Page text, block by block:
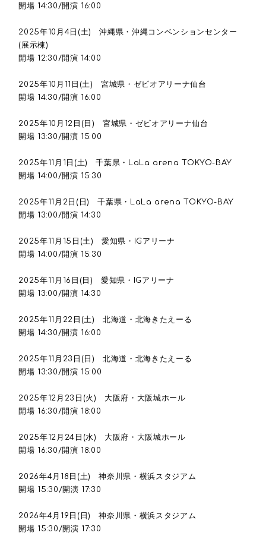
開場 14:30/開演 16:00
2025年10月4日(土) 沖縄県・沖縄コンベンションセンター
(展示棟)
開場 12:30/開演 14:00
2025年10月11日(土) 宮城県・ゼビオアリーナ仙台
開場 14:30/開演 16:00
2025年10月12日(日) 宮城県・ゼビオアリーナ仙台
開場 13:30/開演 15:00
2025年11月1日(土) 千葉県・LaLa arena TOKYO-BAY
開場 14:00/開演 15:30
2025年11月2日(日) 千葉県・LaLa arena TOKYO-BAY
開場 13:00/開演 14:30
2025年11月15日(土) 愛知県・IGアリーナ
開場 14:00/開演 15:30
2025年11月16日(日) 愛知県・IGアリーナ
開場 13:00/開演 14:30
2025年11月22日(土) 北海道・北海きたえーる
開場 14:30/開演 16:00
2025年11月23日(日) 北海道・北海きたえーる
開場 13:30/開演 15:00
2025年12月23日(火) 大阪府・大阪城ホール
開場 16:30/開演 18:00
2025年12月24日(水) 大阪府・大阪城ホール
開場 16:30/開演 18:00
2026年4月18日(土) 神奈川県・横浜スタジアム
開場 15:30/開演 17:30
2026年4月19日(日) 神奈川県・横浜スタジアム
開場 15:30/開演 17:30